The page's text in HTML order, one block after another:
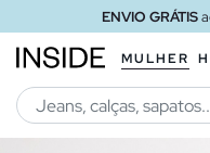
ENVIO GRÁTIS
MULHER